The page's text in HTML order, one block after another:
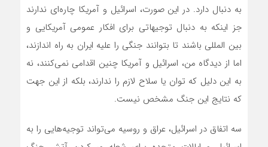
به دنبال دارد. در این صورت، اسرائیل و آمریکا چاره‌ای ندارند
جز اینکه به دنبال توجیهاتی برای افکار عمومی آمریکایی و
بین المللی باشند تا بتوانند جنگی را علیه ایران به راه اندازند،
اما از دیدگاه من، اسرائیل و آمریکا چنین اقدامی نمی‌کنند، نه
به این دلیل که توان یا سلاح لازم را ندارند، بلکه از این جهت
که نتایج این جنگ مشخص نیست.
سه اتفاق در اسرائیل، عراق و روسیه می‌تواند توجیه‌هایی را به